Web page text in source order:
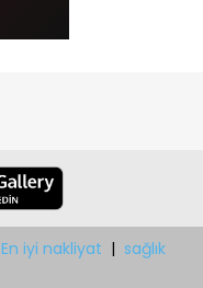
En iyi nakliyat | sağlık